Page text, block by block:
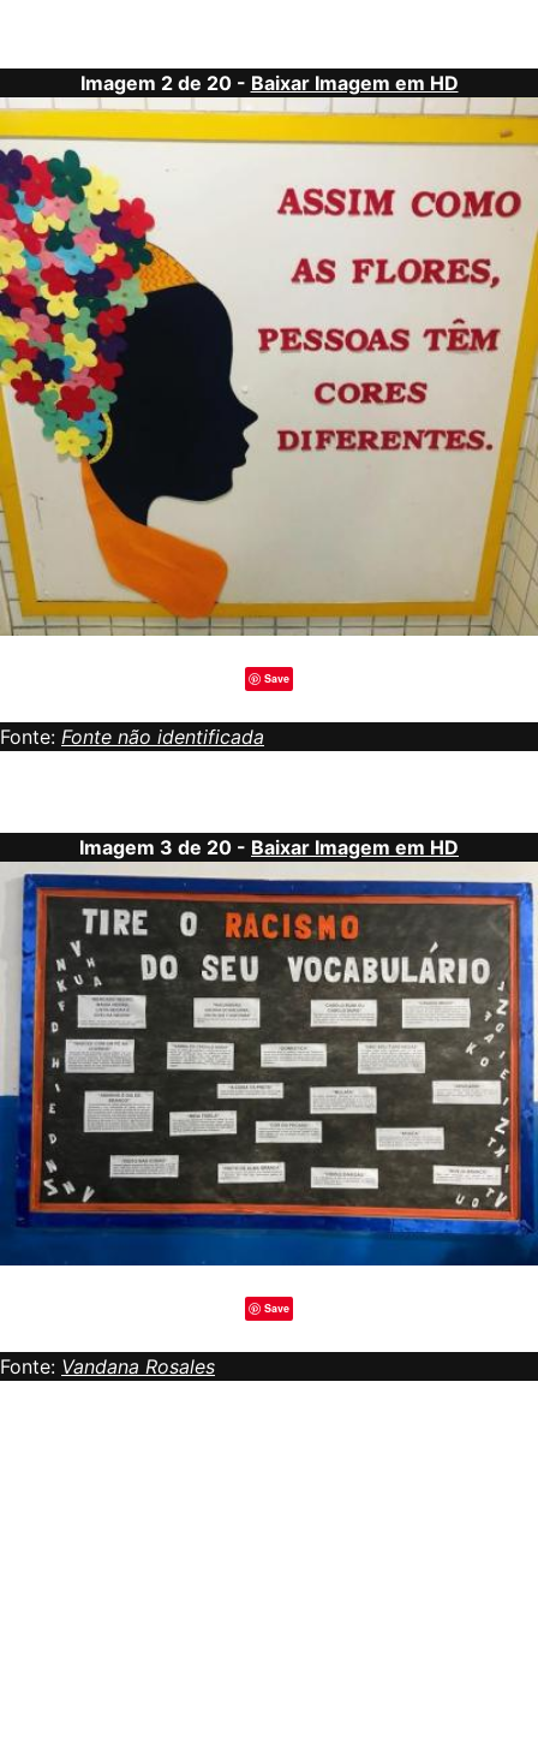
Imagem 2 de 20 - Baixar Imagem em HD
Save
Fonte: Fonte não identificada
Imagem 3 de 20 - Baixar Imagem em HD
Save
Fonte: Vandana Rosales